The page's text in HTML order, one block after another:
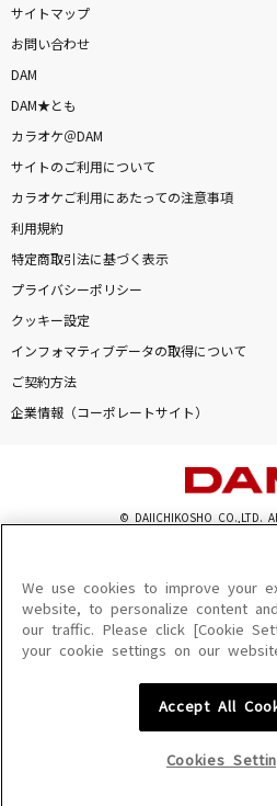
サイトマップ
お問い合わせ
DAM
DAM★とも
カラオケ＠DAM
サイトのご利用について
カラオケご利用にあたっての注意事項
利用規約
特定商取引法に基づく表示
プライバシーポリシー
クッキー設定
インフォマティブデータの取得について
ご契約方法
企業情報（コーポレートサイト）
© DAIICHIKOSHO CO.,LTD.
このサイトに掲載されている一切の文章・画像
を問わず、著作権法の定める範囲を超えて無断
を禁じます。
楽曲及びコンテンツは、機種によりご利用いた
楽曲及びコンテンツの配信日、配信内容が変更
We use cookies to improve your
website, to personalize content
our traffic. Please click [Cookie
your cookie settings on our
Accept All
Cookies